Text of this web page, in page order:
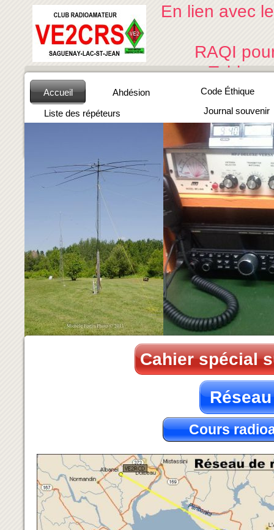
Cahier spécial
Cours
En lien avec
RAQI
Tableau de
Journal souvenir
Liste des répéteurs
Code Éthique
Ahdésion
Accueil